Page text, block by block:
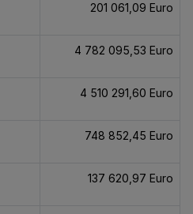
201 061,09 Euro
4 782 095,53 Euro
4 510 291,60 Euro
748 852,45 Euro
137 620,97 Euro